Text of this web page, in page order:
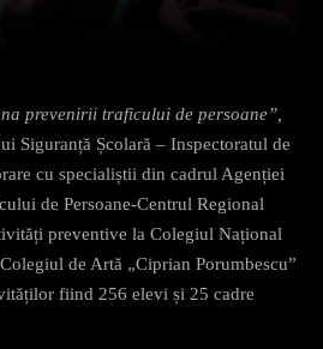
prevenirii traficului de persoane”,
Siguranță Școlară – Inspectoratul de
cu specialiștii din cadrul Agenției
de Persoane-Centrul Regional
preventive la Colegiul Național
de Artă „Ciprian Porumbescu”
fiind 256 elevi și 25 cadre